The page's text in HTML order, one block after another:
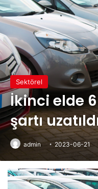
Sektörel
İkinci elde
şartı
admin 2023-06-21